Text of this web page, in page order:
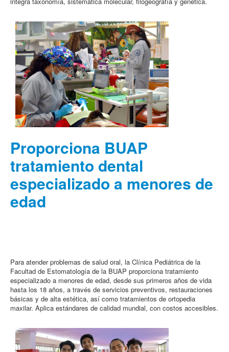
Proporciona BUAP
tratamiento dental
especializado a menores de
edad
Para atender problemas de salud oral, la Clínica Pediátrica de la
Facultad de Estomatología de la BUAP proporciona tratamiento
especializado a menores de edad, desde sus primeros años de vida
hasta los 18 años, a través de servicios preventivos, restauraciones
básicas y de alta estética, así como tratamientos de ortopedia
maxilar. Aplica estándares de calidad mundial, con costos accesibles.